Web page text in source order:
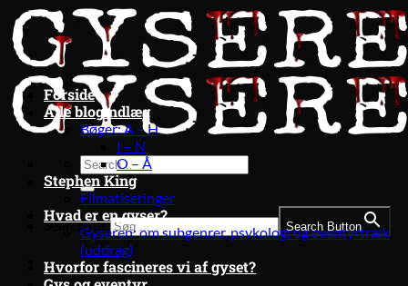
Fortsæt
til
indhold
Search for: Search Button
Forside
Alle blogindlæg
Bøger: A – H
I – N
O – Å
Stephen King
Filmatiseringer
Hvad er en gyser?
Gyseren: om subgenrer, psykologi og eventyrtræk
(uddrag)
Hvorfor fascineres vi af gyset?